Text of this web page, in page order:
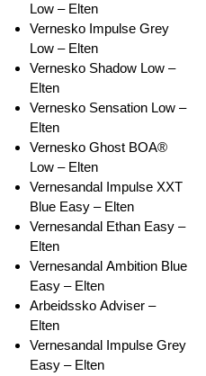
Low – Elten
Vernesko Impulse Grey
Low – Elten
Vernesko Shadow Low –
Elten
Vernesko Sensation Low –
Elten
Vernesko Ghost BOA®
Low – Elten
Vernesandal Impulse XXT
Blue Easy – Elten
Vernesandal Ethan Easy –
Elten
Vernesandal Ambition Blue
Easy – Elten
Arbeidssko Adviser –
Elten
Vernesandal Impulse Grey
Easy – Elten